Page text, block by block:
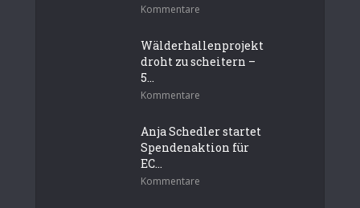
Kommentare
Wälderhallenprojekt
droht zu scheitern –
5...
Kommentare
Anja Schedler startet
Spendenaktion für
EC...
Kommentare